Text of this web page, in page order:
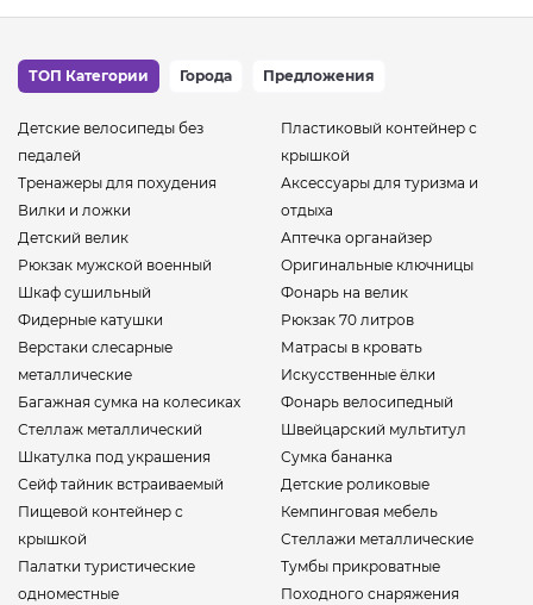
ТОП Категории Города Предложения
Детские велосипеды без
педалей
Тренажеры для похудения
Вилки и ложки
Детский велик
Рюкзак мужской военный
Шкаф сушильный
Фидерные катушки
Верстаки слесарные
металлические
Пластиковый контейнер с
крышкой
Аксессуары для туризма и
отдыха
Аптечка органайзер
Оригинальные ключницы
Фонарь на велик
Рюкзак 70 литров
Матрасы в кровать
Искусственные ёлки
Багажная сумка на колесиках
Стеллаж металлический
Шкатулка под украшения
Сейф тайник встраиваемый
Пищевой контейнер с
крышкой
Палатки туристические
одноместные
Фонарь велосипедный
Швейцарский мультитул
Сумка бананка
Детские роликовые
Кемпинговая мебель
Стеллажи металлические
Тумбы прикроватные
Походного снаряжения